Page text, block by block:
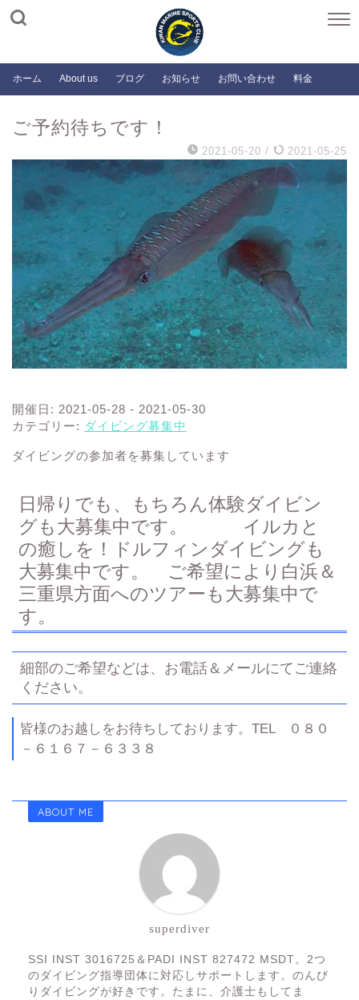
ホーム About us ブログ お知らせ お問い合わせ 料金
ご予約待ちです！
2021-05-20 / 2021-05-25
開催日: 2021-05-28 - 2021-05-30
カテゴリー: ダイビング募集中
ダイビングの参加者を募集しています
日帰りでも、もちろん体験ダイビン
グも大募集中です。 イルカと
の癒しを！ドルフィンダイビングも
大募集中です。 ご希望により白浜＆
三重県方面へのツアーも大募集中で
す。
細部のご希望などは、お電話＆メールにてご連絡
ください。
皆様のお越しをお待ちしております。TEL ０８０
－６１６７－６３３８
ABOUT ME
superdiver
SSI INST 3016725＆PADI INST 827472 MSDT。2つ
のダイビング指導団体に対応しサポートします。のんび
りダイビングが好きです。たまに、介護士もしてま